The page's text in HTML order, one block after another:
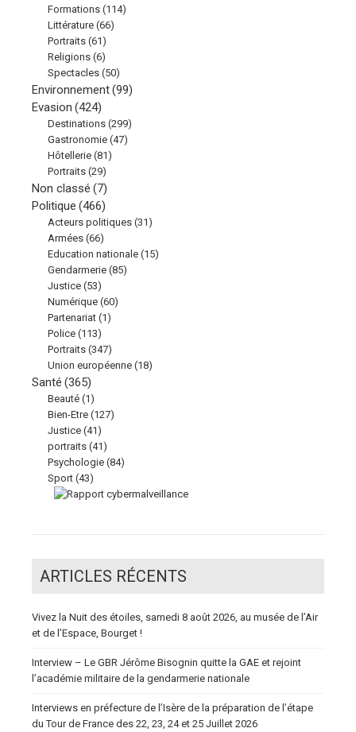
Formations (114)
Littérature (66)
Portraits (61)
Religions (6)
Spectacles (50)
Environnement(99)
Evasion (424)
Destinations (299)
Gastronomie (47)
Hôtellerie (81)
Portraits (29)
Non classé (7)
Politique (466)
Acteurs politiques (31)
Armées (66)
Education nationale (15)
Gendarmerie (85)
Justice (53)
Numérique (60)
Partenariat (1)
Police (113)
Portraits (347)
Union européenne (18)
Santé (365)
Beauté (1)
Bien-Etre (127)
Justice (41)
portraits (41)
Psychologie (84)
Sport (43)
ARTICLES RÉCENTS
Vivez la Nuit des étoiles, samedi 8 août 2026, au musée de l’Air
et de l’Espace, Bourget !
Interview – Le GBR Jérôme Bisognin quitte la GAE et rejoint
l’académie militaire de la gendarmerie nationale
Interviews en préfecture de l’Isère de la préparation de l’étape
du Tour de France des 22, 23, 24 et 25 Juillet 2026